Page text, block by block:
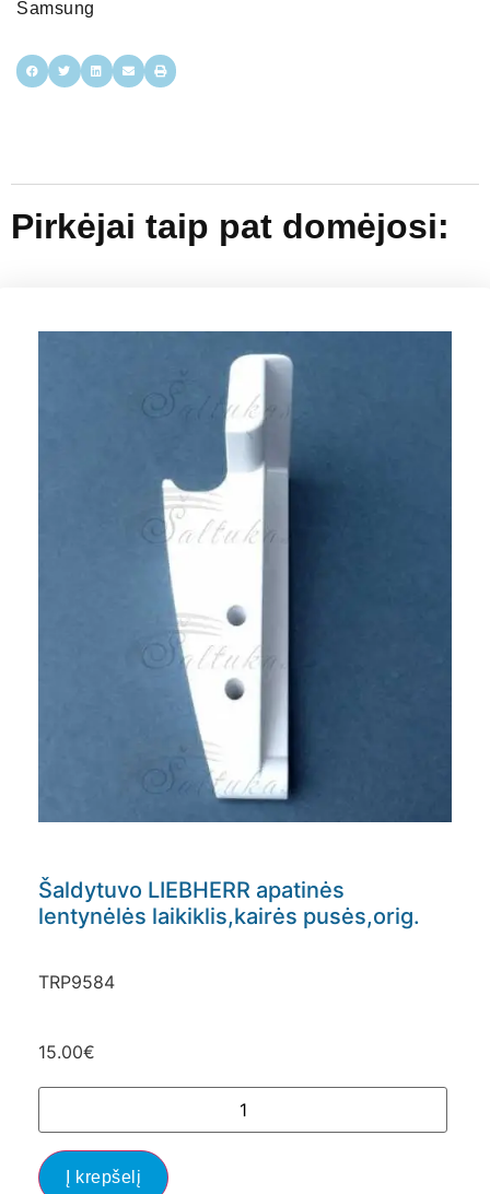
Samsung
Pirkėjai taip pat domėjosi:
Šaldytuvo LIEBHERR apatinės
lentynėlės laikiklis,kairės pusės,orig.
TRP9584
15.00€
Į krepšelį